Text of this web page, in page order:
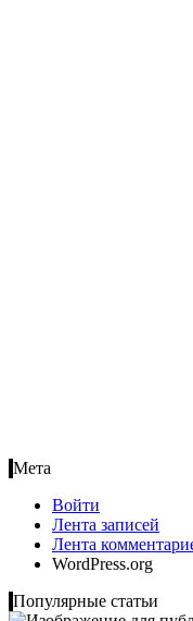
Мета
Войти
Лента записей
Лента
WordPress.org
Популярные статьи